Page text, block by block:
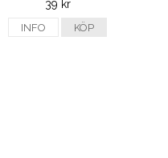
39 kr
INFO KÖP